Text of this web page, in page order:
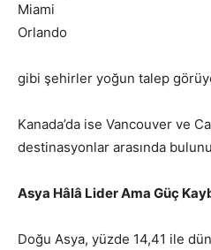
Miami
Orlando
gibi şehirler yoğun talep
Kanada’da ise Vancouver ve
destinasyonlar arasında
Asya Hâlâ Lider Ama Güç
Doğu Asya, yüzde 14,41 ile